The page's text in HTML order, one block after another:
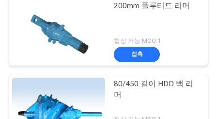
200mm 플루티드 리머
협상 가능 MOQ:1
접촉
80/450 길이 HDD 백 리
머